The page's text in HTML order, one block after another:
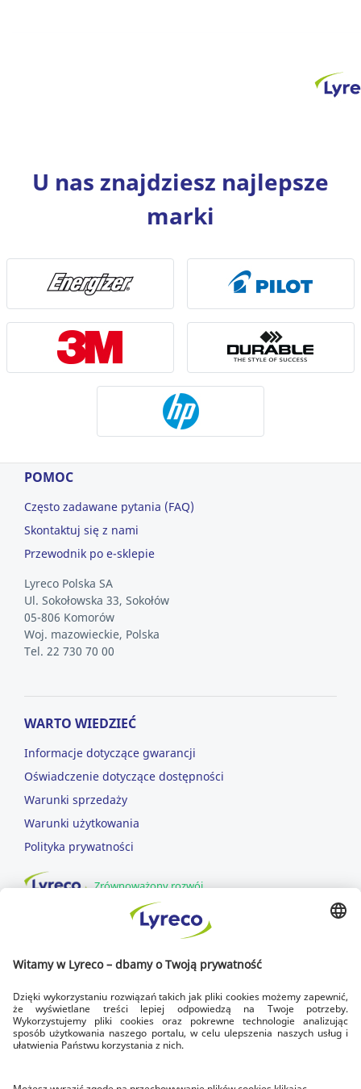
U nas znajdziesz najlepsze
marki
POMOC
Często zadawane pytania (FAQ)
Skontaktuj się z nami
Przewodnik po e-sklepie
Lyreco Polska SA
Ul. Sokołowska 33, Sokołów
05-806 Komorów
Woj. mazowieckie, Polska
Tel. 22 730 70 00
WARTO WIEDZIEĆ
Informacje dotyczące gwarancji
Oświadczenie dotyczące dostępności
Warunki sprzedaży
Warunki użytkowania
Polityka prywatności
Zrównoważony rozwój
dowozimy w dni robocze
DOSTAWA NA CZAS
zawsze do godziny 17.00